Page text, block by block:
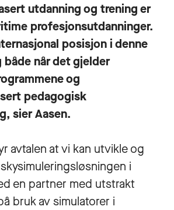
utdanning og trening er
profesjonsutdanninger.
posisjon i denne
både når det gjelder
og
pedagogisk
sier Aasen.
avtalen at vi kan utvikle og
i
en partner med utstrakt
bruk av simulatorer i